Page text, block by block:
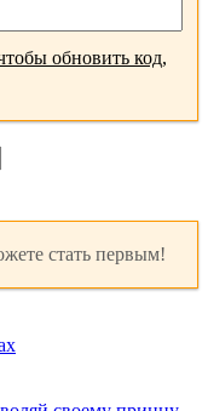
стать первым!